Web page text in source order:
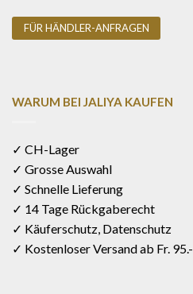
FÜR HÄNDLER-ANFRAGEN
WARUM BEI JALIYA KAUFEN
✓ CH-Lager
✓ Grosse Auswahl
✓ Schnelle Lieferung
✓ 14 Tage Rückgaberecht
✓ Käuferschutz, Datenschutz
✓ Kostenloser Versand ab Fr. 95.-